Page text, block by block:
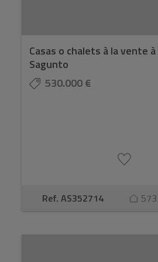
Casas o chalets à la vente
Sagunto
530.000 €
Ref. AS352714